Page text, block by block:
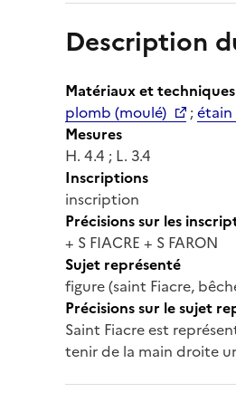
Description
Matériaux et techniques
plomb (moulé)
;étain
Mesures
H. 4.4 ; L. 3.4
Inscriptions
inscription
Précisions sur les
+ S FIACRE + S FARON
Sujet représenté
figure (saint Fiacre,
Précisions sur le sujet
Saint Fiacre est
tenir de la main droite